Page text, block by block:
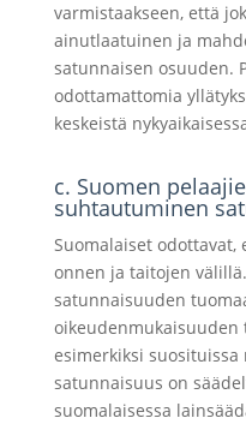
varmistaakseen, että
ainutlaatuinen ja
satunnaisen osuuden.
odottamattomia
keskeistä
c. Suomen
suhtautuminen
Suomalaiset
onnen ja taitojen
satunnaisuuden
oikeudenmukaisuuden
esimerkiksi suosituissa
satunnaisuus on
suomalaisessa